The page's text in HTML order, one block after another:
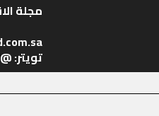
تويتر: @aliktisad